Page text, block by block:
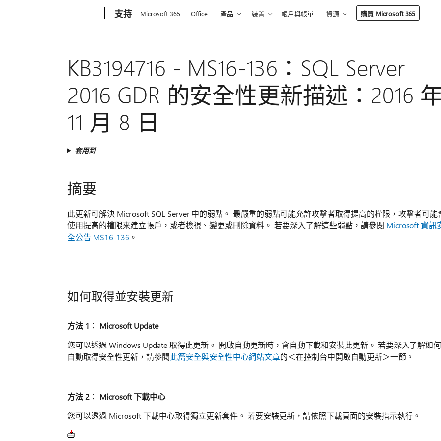
支持 Microsoft 365 Office 產品 裝置 帳戶與帳單 資源 購買 Microsoft 365
KB3194716 - MS16-136：SQL Server
2016 GDR 的安全性更新描述：2016
11 月 8 日
套用到
摘要
此更新可解決 Microsoft SQL Server 中的弱點。 最嚴重的弱點可能允許攻擊者取得提高的權限，攻擊者可能
使用提高的權限來建立帳戶，或者檢視、變更或刪除資料。 若要深入了解這些弱點，請參閱 Microsoft 資訊
全公告 MS16-136 。
如何取得並安裝更新
方法 1： Microsoft Update
您可以透過 Windows Update 取得此更新。 開啟自動更新時，會自動下載和安裝此更新。 若要深入了解如何
自動取得安全性更新，請參閱此篇安全與安全性中心網站文章的＜在控制台中開啟自動更新＞一節。
方法 2： Microsoft 下載中心
您可以透過 Microsoft 下載中心取得獨立更新套件。 若要安裝更新，請依照下載頁面的安裝指示執行。